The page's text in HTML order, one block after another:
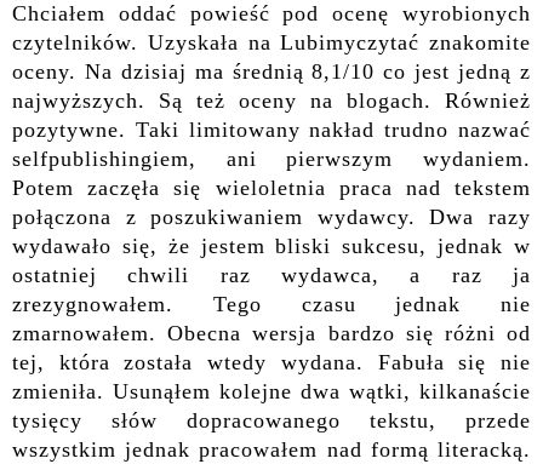
Chciałem oddać powieść pod ocenę wyrobionych
czytelników. Uzyskała na Lubimyczytać znakomite
oceny. Na dzisiaj ma średnią 8,1/10 co jest jedną z
najwyższych. Są też oceny na blogach. Również
pozytywne. Taki limitowany nakład trudno nazwać
selfpublishingiem, ani pierwszym wydaniem.
Potem zaczęła się wieloletnia praca nad tekstem
połączona z poszukiwaniem wydawcy. Dwa razy
wydawało się, że jestem bliski sukcesu, jednak w
ostatniej chwili raz wydawca, a raz ja
zrezygnowałem. Tego czasu jednak nie
zmarnowałem. Obecna wersja bardzo się różni od
tej, która została wtedy wydana. Fabuła się nie
zmieniła. Usunąłem kolejne dwa wątki, kilkanaście
tysięcy słów dopracowanego tekstu, przede
wszystkim jednak pracowałem nad formą literacką.